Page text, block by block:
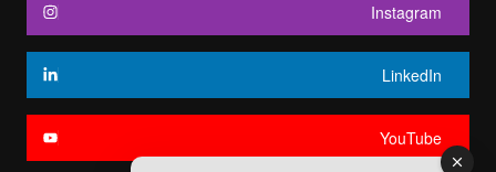
Instagram
LinkedIn
YouTube